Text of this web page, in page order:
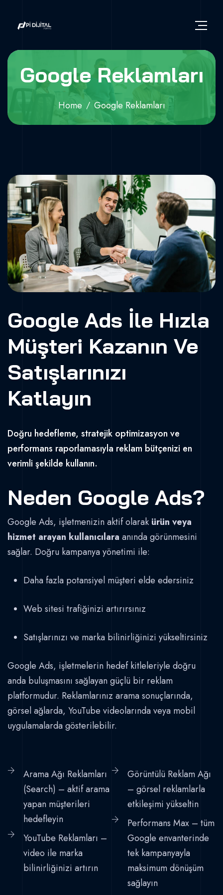
Google Reklamları
Home Google Reklamları
Google Ads İle Hızla
Müşteri Kazanın Ve
Satışlarınızı
Katlayın
Doğru hedefleme, stratejik optimizasyon ve
performans raporlamasıyla reklam bütçenizi en
verimli şekilde kullanın.
Neden Google Ads?
Google Ads, işletmenizin aktif olarak ürün veya
hizmet arayan kullanıcılara anında görünmesini
sağlar. Doğru kampanya yönetimi ile:
Daha fazla potansiyel müşteri elde edersiniz
Web sitesi trafiğinizi artırırsınız
Satışlarınızı ve marka bilinirliğinizi yükseltirsiniz
Google Ads, işletmelerin hedef kitleleriyle doğru
anda buluşmasını sağlayan güçlü bir reklam
platformudur. Reklamlarınız arama sonuçlarında,
görsel ağlarda, YouTube videolarında veya mobil
uygulamalarda gösterilebilir.
Arama Ağı Reklamları
(Search) – aktif arama
yapan müşterileri
hedefleyin
YouTube Reklamları –
video ile marka
bilinirliğinizi artırın
Görüntülü Reklam Ağı
– görsel reklamlarla
etkileşimi yükseltin
Performans Max – tüm
Google envanterinde
tek kampanyayla
maksimum dönüşüm
sağlayın